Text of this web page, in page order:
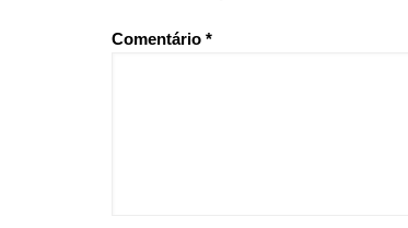
Comentário *